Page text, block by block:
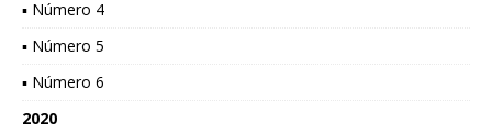
▪ Número 4
▪ Número 5
▪ Número 6
2020